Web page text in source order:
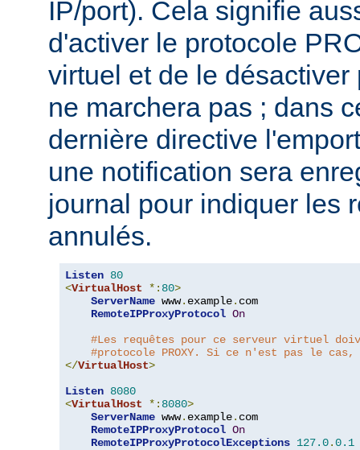
IP/port). Cela signifie
d'activer le protocole
virtuel et de le
ne marchera pas ; dans
dernière directive
une notification sera
journal pour indiquer les
annulés.
Listen 80
<VirtualHost *: 80>
ServerName www. example. com
RemoteIPProxyProtocol On
#Les requêtes pour ce serveur virtuel
#protocole PROXY. Si ce n'est pas le
</VirtualHost>
Listen 8080
<VirtualHost *: 8080>
ServerName www. example. com
RemoteIPProxyProtocol On
RemoteIPProxyProtocolExceptions 127.0.0.1